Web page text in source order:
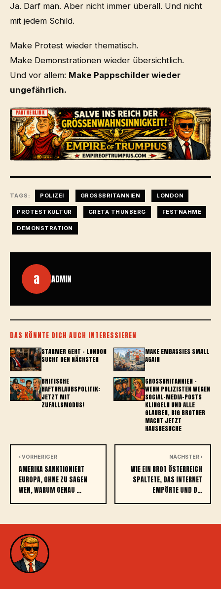
Ja. Darf man. Aber nicht immer überall. Und nicht
mit jedem Schild.
Make Protest wieder thematisch.
Make Demonstrationen wieder übersichtlich.
Und vor allem: Make Pappschilder wieder
ungefährlich.
PARTNERLINK
TAGS: POLIZEI GROSSBRITANNIEN LONDON
PROTESTKULTUR GRETA THUNBERG FESTNAHME
DEMONSTRATION
a ADMIN
DAS KÖNNTE DICH AUCH INTERESSIEREN
STARMER GEHT – LONDON
SUCHT DEN NÄCHSTEN
MAKE EMBASSIES SMALL
AGAIN
BRITISCHE
HAFTURLAUBSPOLITIK:
JETZT MIT
ZUFALLSMODUS!
GROSSBRITANNIEN – W
ENN POLIZISTEN WEGEN S
OCIAL-MEDIA-POSTS K
LINGELN UND ALLE G
LAUBEN, BIG BROTHER M
ACHT JETZT H
AUSBESUCHE
‹ VORHERIGER
AMERIKA SANKTIONIERT
EUROPA, OHNE ZU SAGEN
WEN, WARUM GENAU …
NÄCHSTER ›
WIE EIN BROT ÖSTERREICH
SPALTETE, DAS INTERNET
EMPÖRTE UND D…